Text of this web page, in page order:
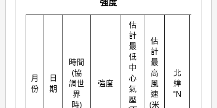
強度
月
份
日
期
時間
(協
調世
界
時)
強度
估
計
最
低
中
心
氣
壓
估
計
最
高
風
速
(米
北
緯
°N